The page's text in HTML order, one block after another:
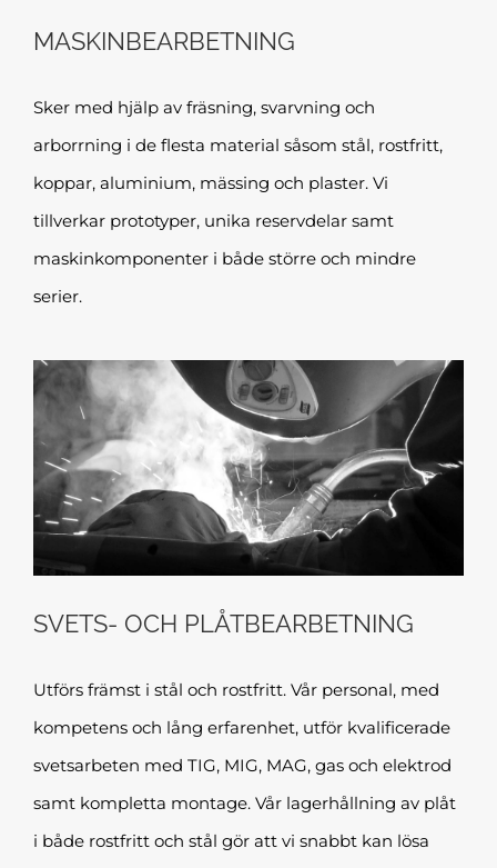
MASKINBEARBETNING
Sker med hjälp av fräsning, svarvning och
arborrning i de flesta material såsom stål, rostfritt,
koppar, aluminium, mässing och plaster. Vi
tillverkar prototyper, unika reservdelar samt
maskinkomponenter i både större och mindre
serier.
SVETS- OCH PLÅTBEARBETNING
Utförs främst i stål och rostfritt. Vår personal, med
kompetens och lång erfarenhet, utför kvalificerade
svetsarbeten med TIG, MIG, MAG, gas och elektrod
samt kompletta montage. Vår lagerhållning av plåt
i både rostfritt och stål gör att vi snabbt kan lösa